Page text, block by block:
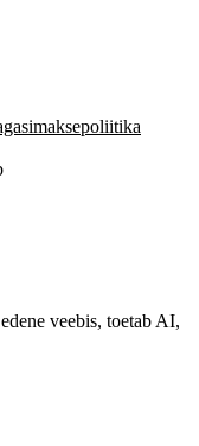
veebis, toetab AI,